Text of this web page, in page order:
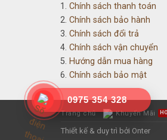
1. Chính sách thanh toán
2. Chính sách bảo hành
3. Chính sách đổi trả
4. Chính sách vận chuyển
5. Hướng dẫn mua hàng
6. Chính sách bảo mật
Trang chủ Khuyến Mãi
Thiết kế & duy trì bởi Onter
0975 354 328